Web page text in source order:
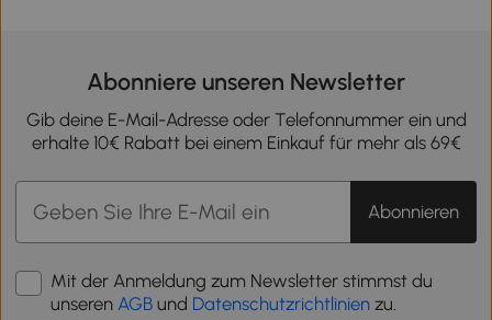
Abonniere unseren Newsletter
Gib deine E-Mail-Adresse oder Telefonnummer ein und
erhalte 10€ Rabatt bei einem Einkauf für mehr als 69€
Abonnieren
Mit der Anmeldung zum Newsletter stimmst du
unseren AGB und Datenschutzrichtlinien zu.